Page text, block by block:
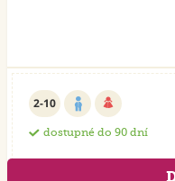
2-10
dostupné do 90 dní